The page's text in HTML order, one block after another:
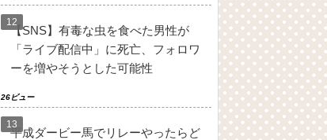
【SNS】有毒な虫を食べた男性が
「ライブ配信中」に死亡、フォロワ
ーを増やそうとした可能性
26ビュー
平成ダービー馬でリレーやったらど